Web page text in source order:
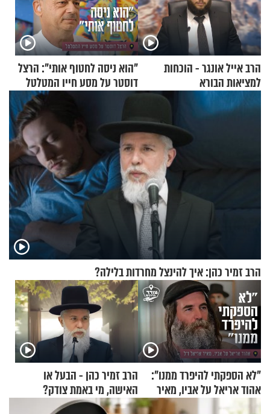
הרב אייל אונגר - הוכחות
למציאות הבורא
"הוא ניסה לחטוף אותי": הרצל
דוסטר על מסע חייו המטלטל
הרב זמיר כהן: איך להינצל מחרדות בלילה?
"לא הספקתי להיפרד ממנו":
אהוד אריאל על אביו, מאיר
אריאל ז"ל
הרב זמיר כהן - הבעל או
האישה, מי באמת צודק?